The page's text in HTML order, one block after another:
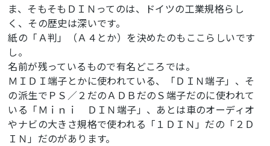
ま、そもそもＤＩＮってのは、ドイツの工業規格らし
く、その歴史は深いです。
紙の「Ａ判」（Ａ４とか）を決めたのもここらしいです
し。
名前が残っているもので有名どころでは。
ＭＩＤＩ端子とかに使われている、「ＤＩＮ端子」、そ
の派生でＰＳ／２だのＡＤＢだのＳ端子だのに使われて
いる「Ｍｉｎｉ ＤＩＮ端子」、あとは車のオーディオ
やナビの大きさ規格で使われる「１ＤＩＮ」だの「２Ｄ
ＩＮ」だのがあります。